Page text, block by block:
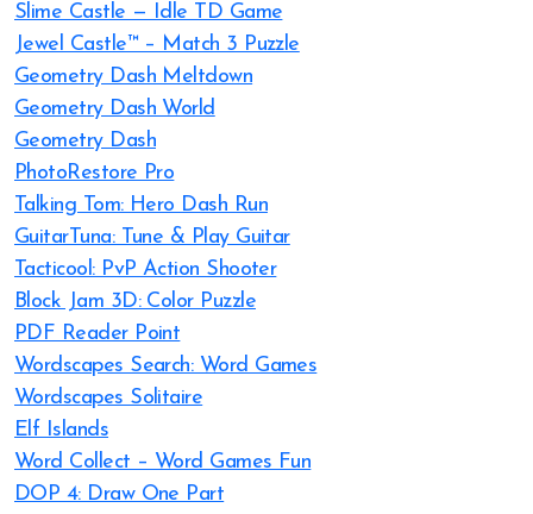
Slime Castle — Idle TD Game
Jewel Castle™ – Match 3 Puzzle
Geometry Dash Meltdown
Geometry Dash World
Geometry Dash
PhotoRestore Pro
Talking Tom: Hero Dash Run
GuitarTuna: Tune & Play Guitar
Tacticool: PvP Action Shooter
Block Jam 3D: Color Puzzle
PDF Reader Point
Wordscapes Search: Word Games
Wordscapes Solitaire
Elf Islands
Word Collect – Word Games Fun
DOP 4: Draw One Part